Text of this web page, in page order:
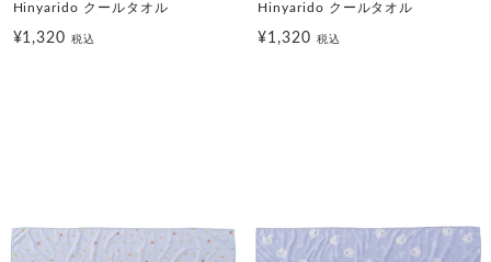
Hinyarido クールタオル
¥1,320税込
Hinyarido クールタオル
¥1,320 税込